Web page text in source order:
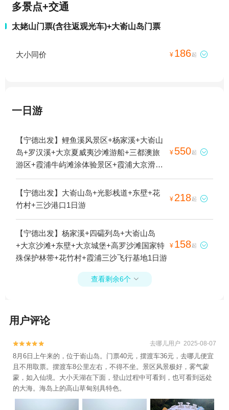
多景点+交通
太姥山门票(含往返观光车)+大嵛山岛门票
大小同价 ¥ 186起 
一日游
【宁德出发】鲤鱼溪风景区+杨家溪+大嵛山
岛+罗汉溪+大京夏威夷沙滩游船+三都澳旅
游区+霞浦牛屿滩涂体验景区+霞浦大京滑翔
伞基地+宁德直升机观光游览+玉潭樱花谷景
区+北岐滩涂+霞浦大京出海捕鱼基地1日游
¥ 550起 
【宁德出发】大嵛山岛+光影栈道+东壁+花
竹村+三沙港口1日游
¥ 218起 
【宁德出发】杨家溪+四礵列岛+大嵛山岛
+大京沙滩+东壁+大京城堡+高罗沙滩国家特
殊保护林带+花竹村+霞浦三沙飞行基地1日游
¥ 158起 
查看剩余6个 
用户评论

 去哪儿用户 2025-08-07
8月6日上午来的，位于嵛山岛。门票40元，摆渡车36元，去哪儿便宜
且不用取票。摆渡车8公里左右，不得不坐。景区风景极好，雾气蒙
蒙，如入仙境。大小天湖在下面，登山过程中可看到，也可看到远处
的大海。海岛上的高山草甸别具特色。